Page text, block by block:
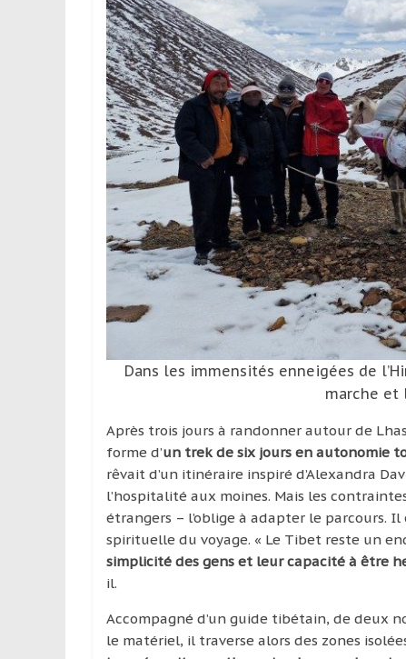
Dans les immensités enneigées de
marche et
Après trois jours à randonner autour de
forme d’un trek de six jours en autonomie
rêvait d’un itinéraire inspiré d’Alexandra
l’hospitalité aux moines. Mais les
étrangers – l’oblige à adapter le parcours.
spirituelle du voyage. « Le Tibet reste un
simplicité des gens et leur capacité à être
il.
Accompagné d’un guide tibétain, de deux
le matériel, il traverse alors des zones